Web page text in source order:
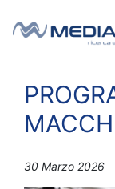
30 Marzo 2026